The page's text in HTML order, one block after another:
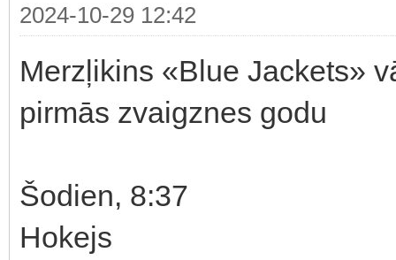
2024-10-29 12:42
Merzļikins «Blue Jackets»
pirmās zvaigznes godu
Šodien, 8:37
Hokejs